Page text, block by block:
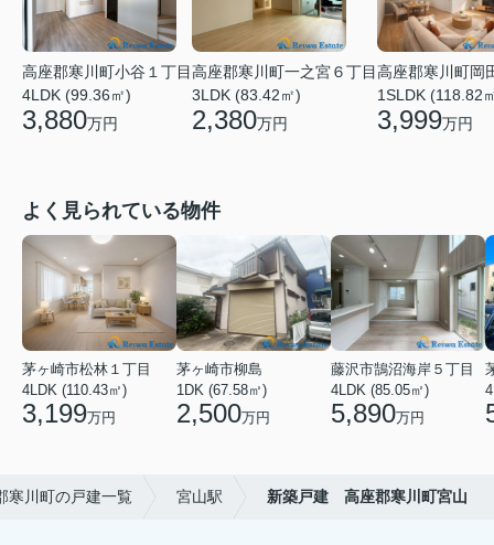
高座郡寒川町小谷１丁目
4LDK (99.36㎡)
3,880万円
高座郡寒川町一之宮６丁目
3LDK (83.42㎡)
2,380万円
高座郡寒川町岡
1SLDK (118.82
3,999万円
よく見られている物件
茅ヶ崎市松林１丁目
4LDK (110.43㎡)
3,199万円
茅ヶ崎市柳島
1DK (67.58㎡)
2,500万円
藤沢市鵠沼海岸５丁目
4LDK (85.05㎡)
5,890万円
寒川町の戸建一覧 宮山駅 新築戸建 高座郡寒川町宮山